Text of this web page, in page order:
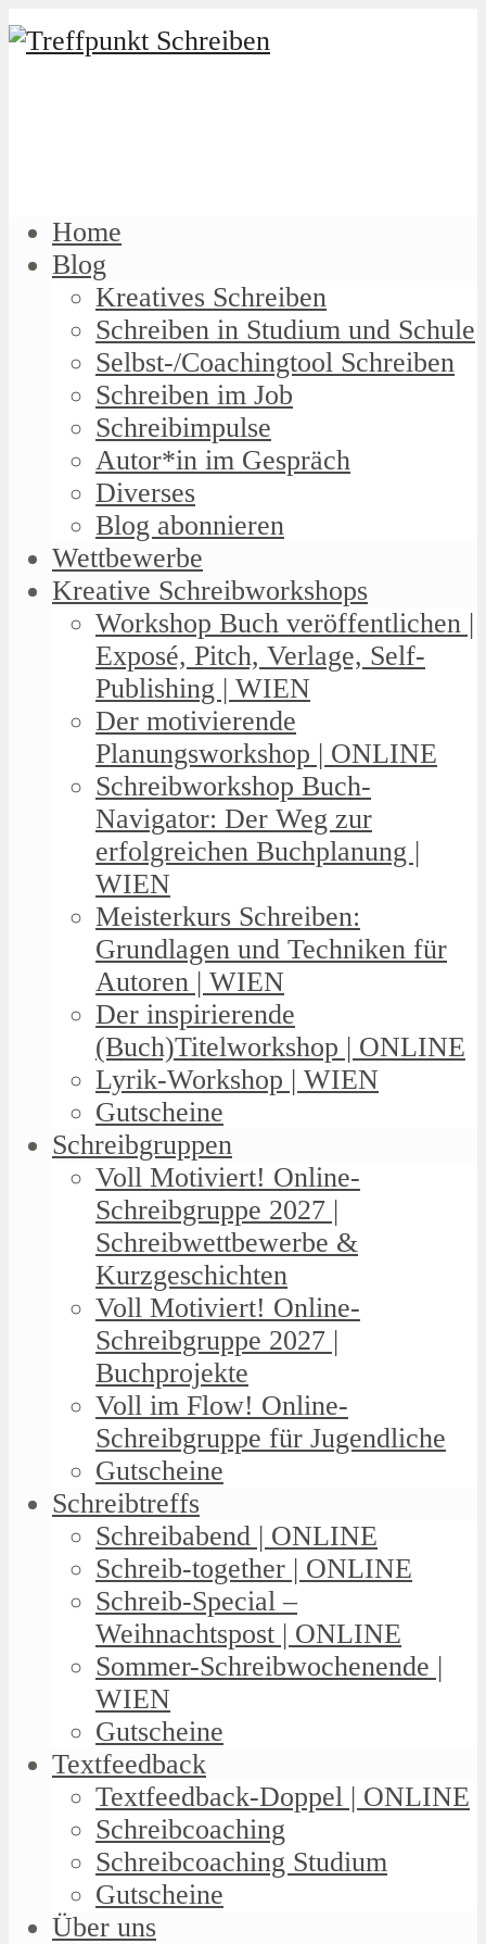
Home
Blog
Kreatives Schreiben
Schreiben in Studium und Schule
Selbst-/Coachingtool Schreiben
Schreiben im Job
Schreibimpulse
Autor*in im Gespräch
Diverses
Blog abonnieren
Wettbewerbe
Kreative Schreibworkshops
Workshop Buch veröffentlichen |
Exposé, Pitch, Verlage, Self-
Publishing | WIEN
Der motivierende
Planungsworkshop | ONLINE
Schreibworkshop Buch-
Navigator: Der Weg zur
erfolgreichen Buchplanung |
WIEN
Meisterkurs Schreiben:
Grundlagen und Techniken für
Autoren | WIEN
Der inspirierende
(Buch)Titelworkshop | ONLINE
Lyrik-Workshop | WIEN
Gutscheine
Schreibgruppen
Voll Motiviert! Online-
Schreibgruppe 2027 |
Schreibwettbewerbe &
Kurzgeschichten
Voll Motiviert! Online-
Schreibgruppe 2027 |
Buchprojekte
Voll im Flow! Online-
Schreibgruppe für Jugendliche
Gutscheine
Schreibtreffs
Schreibabend | ONLINE
Schreib-together | ONLINE
Schreib-Special –
Weihnachtspost | ONLINE
Sommer-Schreibwochenende |
WIEN
Gutscheine
Textfeedback
Textfeedback-Doppel | ONLINE
Schreibcoaching
Schreibcoaching Studium
Gutscheine
Über uns